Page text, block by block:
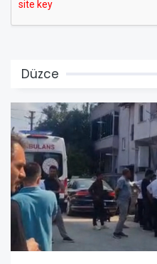
Düzce